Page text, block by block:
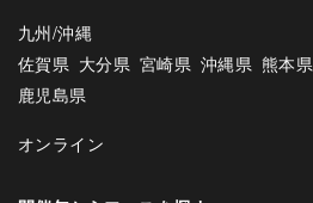
九州/沖縄
佐賀県 大分県 宮崎県 沖縄県 熊本県
鹿児島県
オンライン